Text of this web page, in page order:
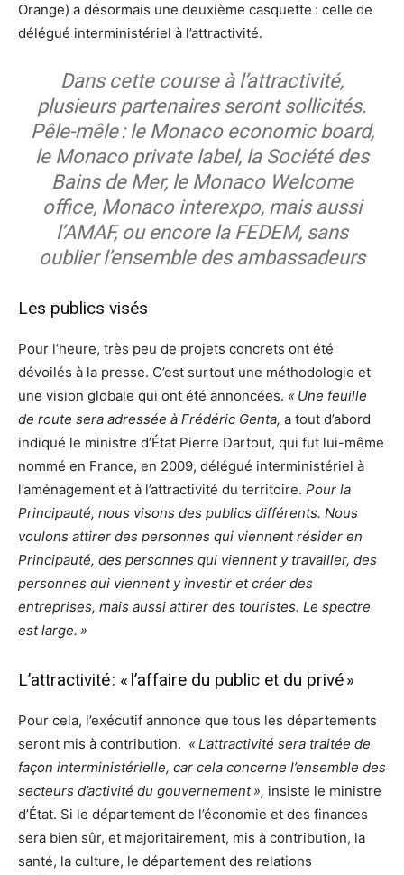
Orange) a désormais une deuxième casquette : celle de
délégué interministériel à l’attractivité.
Dans cette course à l’attractivité,
plusieurs partenaires seront sollicités.
Pêle-mêle : le Monaco economic board,
le Monaco private label, la Société des
Bains de Mer, le Monaco Welcome
office, Monaco interexpo, mais aussi
l’AMAF, ou encore la FEDEM, sans
oublier l’ensemble des ambassadeurs
Les publics visés
Pour l’heure, très peu de projets concrets ont été
dévoilés à la presse. C’est surtout une méthodologie et
une vision globale qui ont été annoncées. « Une feuille
de route sera adressée à Frédéric Genta, a tout d’abord
indiqué le ministre d’État Pierre Dartout, qui fut lui-même
nommé en France, en 2009, délégué interministériel à
l’aménagement et à l’attractivité du territoire. Pour la
Principauté, nous visons des publics différents. Nous
voulons attirer des personnes qui viennent résider en
Principauté, des personnes qui viennent y travailler, des
personnes qui viennent y investir et créer des
entreprises, mais aussi attirer des touristes. Le spectre
est large. »
L’attractivité : « l’affaire du public et du privé »
Pour cela, l’exécutif annonce que tous les départements
seront mis à contribution. « L’attractivité sera traitée de
façon interministérielle, car cela concerne l’ensemble des
secteurs d’activité du gouvernement », insiste le ministre
d’État. Si le département de l’économie et des finances
sera bien sûr, et majoritairement, mis à contribution, la
santé, la culture, le département des relations